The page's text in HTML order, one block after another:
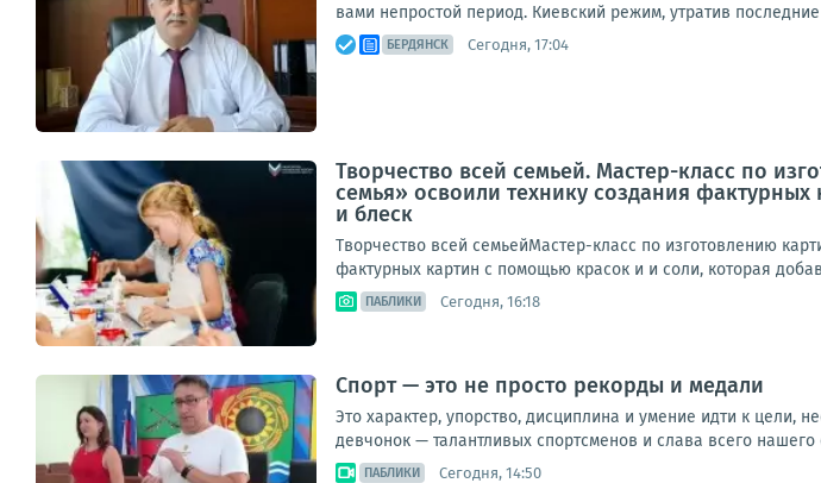
вами непростой период. Киевский режим, утратив
БЕРДЯНСК Сегодня, 17:04
Творчество всей семьей. Мастер-класс по
семья» освоили технику создания
и блеск
Творчество всей семьейМастер-класс по изготовлению
фактурных картин с помощью красок и и соли, которая
ПАБЛИКИ Сегодня, 16:18
Спорт — это не просто рекорды и медали
Это характер, упорство, дисциплина и умение идти к
девчонок — талантливых спортсменов и слава всего нашего
ПАБЛИКИ Сегодня, 14:50